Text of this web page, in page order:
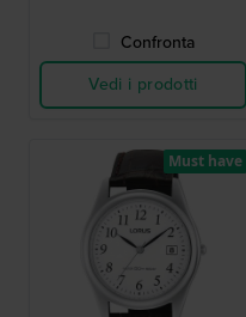
Confronta
Vedi i prodotti
Must have